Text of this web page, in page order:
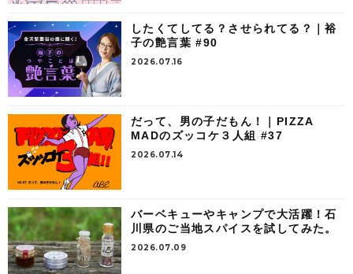
したくてしてる？させられてる？｜裕
子の艶言葉 #90
2026.07.16
だって、男の子だもん！｜PIZZA
MADのズッコケ３人組 #37
2026.07.14
バーベキューやキャンプで大活躍！石
川県のご当地スパイスを試してみた。
2026.07.09